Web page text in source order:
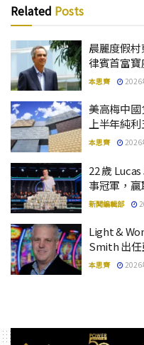
Related Posts
晨麗度假
律賓首富寶
本思齊 2026
美高梅中
上半年純利
本思齊 2026
22 歲
事冠軍，贏
新聞編輯部
Light &
Smith 出任
本思齊 2026